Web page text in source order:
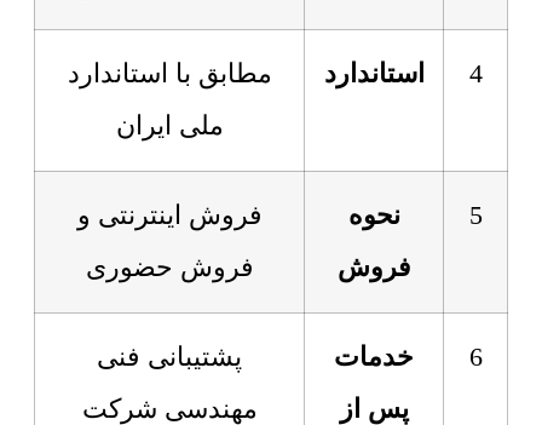
4 استاندارد
مطابق با استاندارد
ملی ایران
5
نحوه
فروش
فروش اینترنتی و
فروش حضوری
6
خدمات
پس از
پشتیبانی فنی
مهندسی شرکت